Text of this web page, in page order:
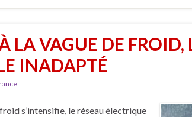
LA VAGUE DE FROID,
INADAPTÉ
s’intensifie, le réseau électrique